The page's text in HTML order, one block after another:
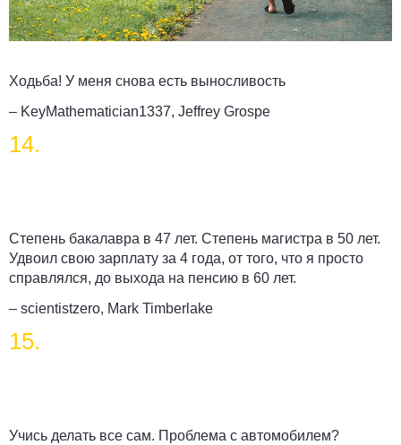
Ходьба! У меня снова есть выносливость
– KeyMathematician1337, Jeffrey Grospe
14.
Степень бакалавра в 47 лет. Степень магистра в 50 лет.
Удвоил свою зарплату за 4 года, от того, что я просто
справлялся, до выхода на пенсию в 60 лет.
– scientistzero, Mark Timberlake
15.
Учись делать все сам. Проблема с автомобилем?